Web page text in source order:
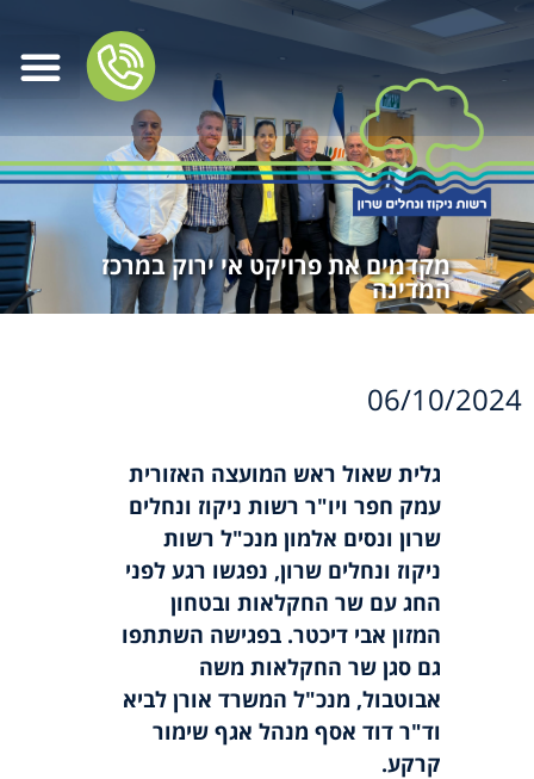
מקדמים את פרויקט אי ירוק במרכז
המדינה
06/10/2024
גלית שאול ראש המועצה האזורית
עמק חפר ויו"ר רשות ניקוז ונחלים
שרון ונסים אלמון מנכ"ל רשות
ניקוז ונחלים שרון, נפגשו רגע לפני
החג עם שר החקלאות ובטחון
המזון אבי דיכטר. בפגישה השתתפו
גם סגן שר החקלאות משה
אבוטבול, מנכ"ל המשרד אורן לביא
וד"ר דוד אסף מנהל אגף שימור
קרקע.